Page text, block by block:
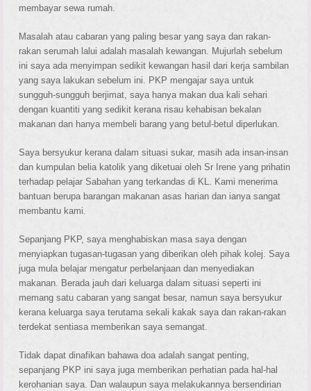
membayar sewa rumah.
Masalah atau cabaran yang paling besar yang saya dan rakan-
rakan serumah lalui adalah masalah kewangan. Mujurlah sebelum
ini saya ada menyimpan sedikit kewangan hasil dari kerja sambilan
yang saya lakukan sebelum ini. PKP mengajar saya untuk
sungguh-sungguh berjimat, saya hanya makan dua kali sehari
dengan kuantiti yang sedikit kerana risau kehabisan bekalan
makanan dan hanya membeli barang yang betul-betul diperlukan.
Saya bersyukur kerana dalam situasi sukar, masih ada insan-insan
dan kumpulan belia katolik yang diketuai oleh Sr Irene yang prihatin
terhadap pelajar Sabahan yang terkandas di KL. Kami menerima
bantuan berupa barangan makanan asas harian dan ianya sangat
membantu kami.
Sepanjang PKP, saya menghabiskan masa saya dengan
menyiapkan tugasan-tugasan yang diberikan oleh pihak kolej. Saya
juga mula belajar mengatur perbelanjaan dan menyediakan
makanan. Berada jauh dari keluarga dalam situasi seperti ini
memang satu cabaran yang sangat besar, namun saya bersyukur
kerana keluarga saya terutama sekali kakak saya dan rakan-rakan
terdekat sentiasa memberikan saya semangat.
Tidak dapat dinafikan bahawa doa adalah sangat penting,
sepanjang PKP ini saya juga memberikan perhatian pada hal-hal
kerohanian saya. Dan walaupun saya melakukannya bersendirian